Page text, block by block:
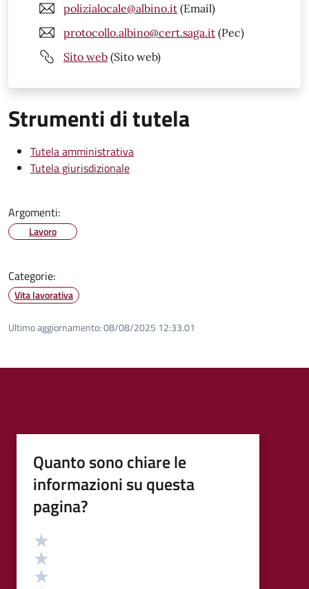
polizialocale@albino.it (Email)
protocollo.albino@cert.saga.it (Pec)
Sito web (Sito web)
Strumenti di tutela
Tutela amministrativa
Tutela giurisdizionale
Argomenti:
Lavoro
Categorie:
Vita lavorativa
Ultimo aggiornamento:08/08/2025 12:33.01
Quanto sono chiare le
informazioni su questa
pagina?
Valutazione